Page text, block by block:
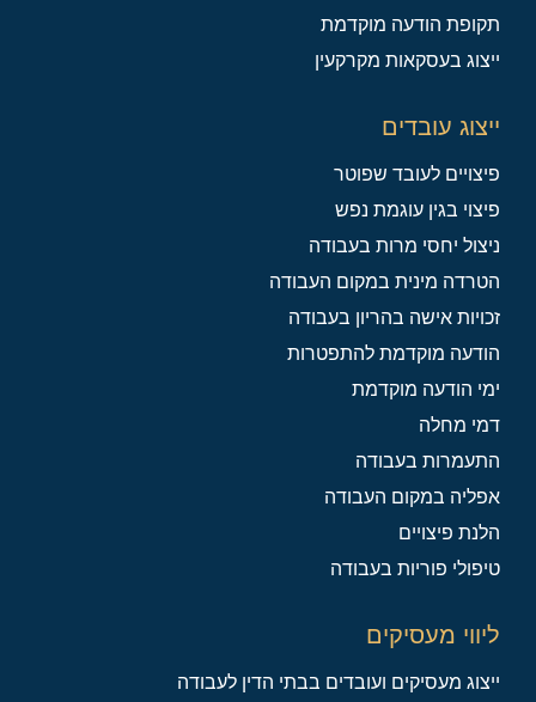
תקופת הודעה מוקדמת
ייצוג בעסקאות מקרקעין
ייצוג עובדים
פיצויים לעובד שפוטר
פיצוי בגין עוגמת נפש
ניצול יחסי מרות בעבודה
הטרדה מינית במקום העבודה
זכויות אישה בהריון בעבודה
הודעה מוקדמת להתפטרות
ימי הודעה מוקדמת
דמי מחלה
התעמרות בעבודה
אפליה במקום העבודה
הלנת פיצויים
טיפולי פוריות בעבודה
ליווי מעסיקים
ייצוג מעסיקים ועובדים בבתי הדין לעבודה